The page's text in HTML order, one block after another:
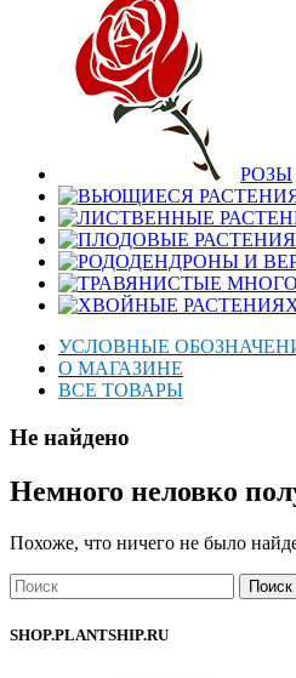
РОЗЫ
УСЛОВНЫЕ
О МАГАЗИНЕ
ВСЕ ТОВАРЫ
Не найдено
Немного неловко
Похоже, что ничего не было
Поиск
SHOP.PLANTSHIP.RU